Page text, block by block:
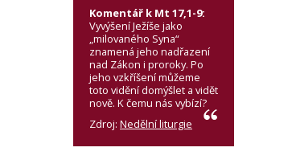
Komentář k Mt 17,1-9:
Vyvýšení Ježíše jako
„milovaného Syna“
znamená jeho nadřazení
nad Zákon i proroky. Po
jeho vzkříšení můžeme
toto vidění domýšlet a vidět
nově. K čemu nás vybízí?
Zdroj: Nedělní liturgie